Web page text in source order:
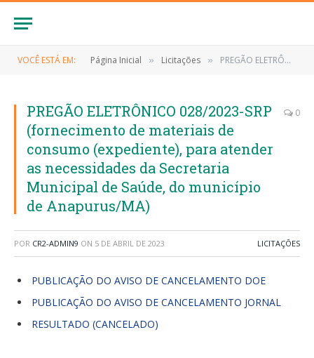
VOCÊ ESTÁ EM: Página Inicial » Licitações » PREGÃO ELETRÔNICO 028/2023-SRP (fornecimento de materiais de consumo (expediente), para atender as necessidades da Secretaria Municipal de Saúde, do município de Anapurus/MA)
PREGÃO ELETRÔNICO 028/2023-SRP
(fornecimento de materiais de
consumo (expediente), para atender
as necessidades da Secretaria
Municipal de Saúde, do município
de Anapurus/MA)
0
POR CR2-ADMIN9 ON 5 DE ABRIL DE 2023 LICITAÇÕES
PUBLICAÇÃO DO AVISO DE CANCELAMENTO DOE
PUBLICAÇÃO DO AVISO DE CANCELAMENTO JORNAL
RESULTADO (CANCELADO)